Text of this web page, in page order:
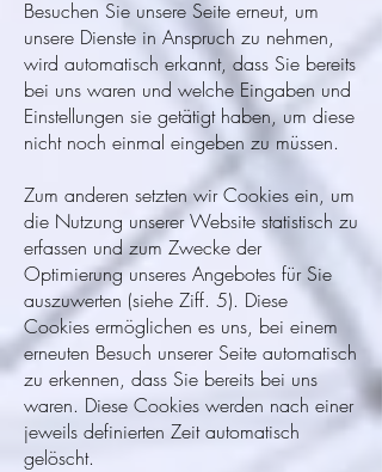
Besuchen Sie unsere Seite erneut, um
unsere Dienste in Anspruch zu nehmen,
wird automatisch erkannt, dass Sie bereits
bei uns waren und welche Eingaben und
Einstellungen sie getätigt haben, um diese
nicht noch einmal eingeben zu müssen.
Zum anderen setzten wir Cookies ein, um
die Nutzung unserer Website statistisch zu
erfassen und zum Zwecke der
Optimierung unseres Angebotes für Sie
auszuwerten (siehe Ziff. 5). Diese
Cookies ermöglichen es uns, bei einem
erneuten Besuch unserer Seite automatisch
zu erkennen, dass Sie bereits bei uns
waren. Diese Cookies werden nach einer
jeweils definierten Zeit automatisch
gelöscht.